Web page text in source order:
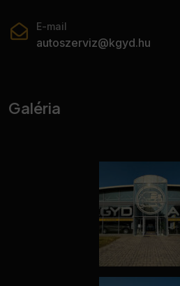
E-mail
autoszerviz@kgyd.hu
Galéria